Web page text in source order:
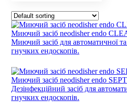
Миючий засіб neodisher endo
Миючий засіб для автоматичної
гнучких ендоскопів.
Миючий засіб neodisher endo
Дезінфекційний засіб для
гнучких ендоскопів.